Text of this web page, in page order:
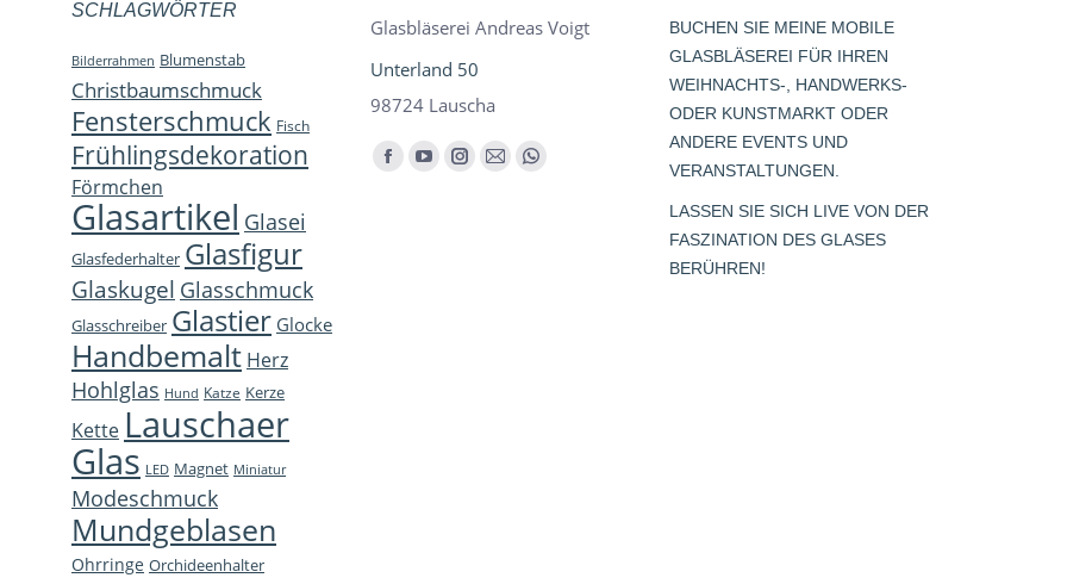
SCHLAGWÖRTER
Bilderrahmen Blumenstab
Christbaumschmuck
Fensterschmuck Fisch
Frühlingsdekoration
Förmchen
Glasartikel Glasei
Glasfederhalter Glasfigur
Glaskugel Glasschmuck
Glasschreiber Glastier Glocke
Handbemalt Herz
Hohlglas Hund Katze Kerze
Kette Lauschaer
Glas LED Magnet Miniatur
Modeschmuck
Mundgeblasen
Ohrringe Orchideenhalter
Glasbläserei Andreas Voigt
Unterland 50
98724 Lauscha
Finden Sie uns auf:
Facebook
YouTubeInstagram
E-
Whatsapp
BUCHEN SIE MEINE MOBILE
GLASBLÄSEREI FÜR IHREN
WEIHNACHTS-, HANDWERKS-
ODER KUNSTMARKT ODER
ANDERE EVENTS UND
VERANSTALTUNGEN.
LASSEN SIE SICH LIVE VON DER
FASZINATION DES GLASES
BERÜHREN!